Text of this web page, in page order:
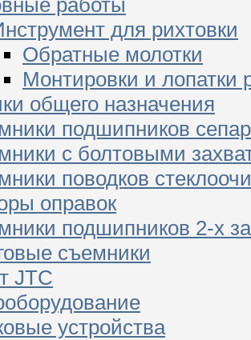
для рихтовки
Обратные молотки
Монтировки и лопатки
общего назначения
подшипников
с болтовыми
поводков
оправок
подшипников 2-х
съемники
JTC
устройства